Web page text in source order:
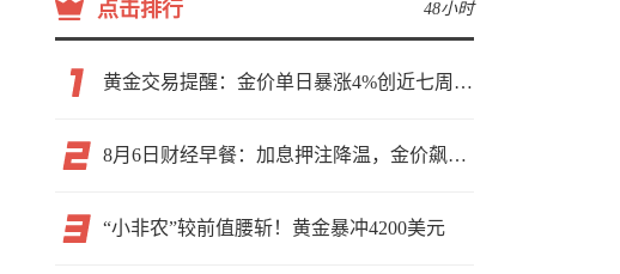
点击排行 48小时
黄金交易提醒：金价单日暴涨4%创近七周新高，加息预期降温叠加霍尔木兹“暂停信号”，牛市重启了？
8月6日财经早餐：加息押注降温，金价飙升至近两个月高位，地缘缓和预期，美油75关口拉锯
“小非农”较前值腰斩！黄金暴冲4200美元